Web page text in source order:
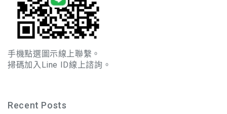
手機點選圖示線上聯繫。
掃碼加入Line ID線上諮詢。
Recent Posts